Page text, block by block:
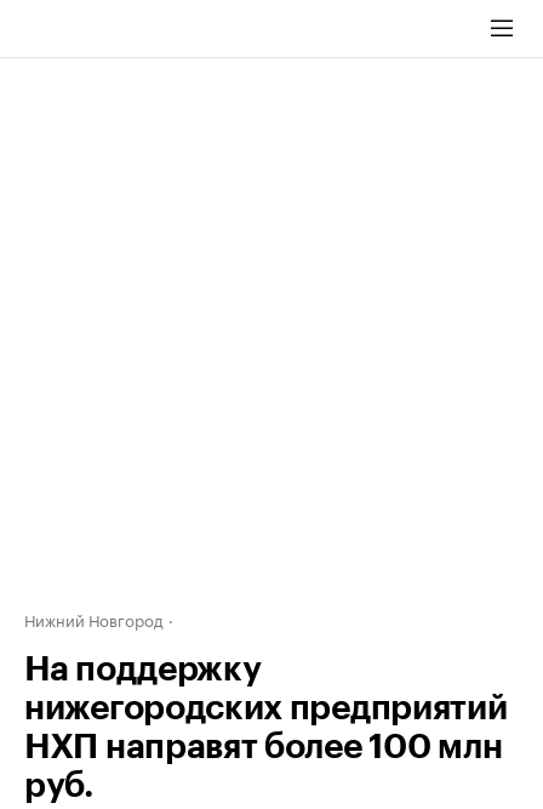
Нижний Новгород
На поддержку
нижегородских предприятий
НХП направят более 100 млн
руб.